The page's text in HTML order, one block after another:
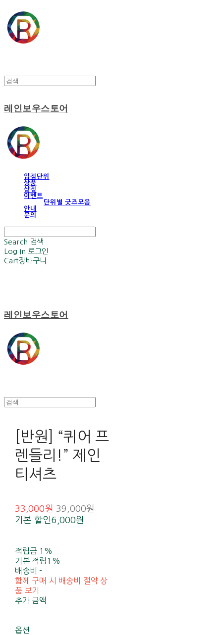
레인보우스토어
입점단위
상품
상징
이벤트
단위별 굿즈모음
안내
문의
Search 검색
Log In 로그인
Cart장바구니
레인보우스토어
[반원] “퀴어 프
렌들리!” 제인
티셔츠
33,000원 39,000원
기본 할인6,000원
적립금 1%
기본 적립 1%
배송비-
함께 구매 시 배송비 절약 상
품 보기
추가 금액
옵션